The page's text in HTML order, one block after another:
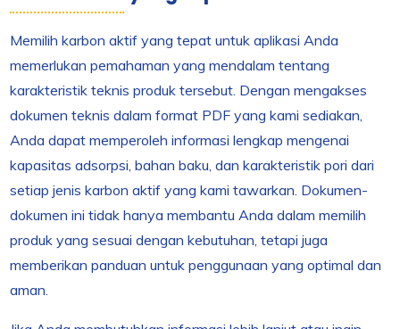
Memilih karbon aktif yang tepat untuk aplikasi Anda
memerlukan pemahaman yang mendalam tentang
karakteristik teknis produk tersebut. Dengan mengakses
dokumen teknis dalam format PDF yang kami sediakan,
Anda dapat memperoleh informasi lengkap mengenai
kapasitas adsorpsi, bahan baku, dan karakteristik pori dari
setiap jenis karbon aktif yang kami tawarkan. Dokumen-
dokumen ini tidak hanya membantu Anda dalam memilih
produk yang sesuai dengan kebutuhan, tetapi juga
memberikan panduan untuk penggunaan yang optimal dan
aman.